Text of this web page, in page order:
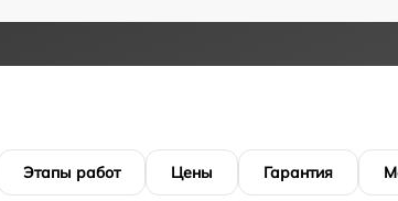
Этапы работ Цены Гарантия